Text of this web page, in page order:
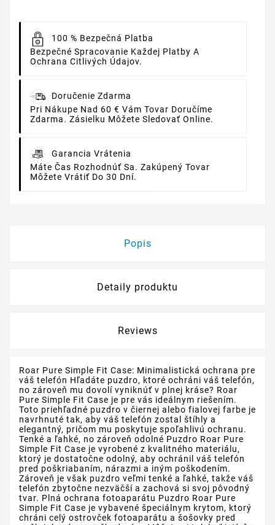
100 % Bezpečná Platba
Bezpečné Spracovanie Každej Platby A
Ochrana Citlivých Údajov.
Doručenie Zdarma
Pri Nákupe Nad 60 € Vám Tovar Doručíme
Zdarma. Zásielku Môžete Sledovať Online.
Garancia Vrátenia
Máte Čas Rozhodnúť Sa. Zakúpený Tovar
Môžete Vrátiť Do 30 Dní.
Popis
Detaily produktu
Reviews
Roar Pure Simple Fit Case: Minimalistická ochrana pre
váš telefón Hľadáte puzdro, ktoré ochráni váš telefón,
no zároveň mu dovolí vyniknúť v plnej kráse? Roar
Pure Simple Fit Case je pre vás ideálnym riešením.
Toto priehľadné puzdro v čiernej alebo fialovej farbe je
navrhnuté tak, aby váš telefón zostal štíhly a
elegantný, pričom mu poskytuje spoľahlivú ochranu.
Tenké a ľahké, no zároveň odolné Puzdro Roar Pure
Simple Fit Case je vyrobené z kvalitného materiálu,
ktorý je dostatočne odolný, aby ochránil váš telefón
pred poškriabaním, nárazmi a iným poškodením.
Zároveň je však puzdro veľmi tenké a ľahké, takže váš
telefón zbytočne nezväčší a zachová si svoj pôvodný
tvar. Plná ochrana fotoaparátu Puzdro Roar Pure
Simple Fit Case je vybavené špeciálnym krytom, ktorý
chráni celý ostrovček fotoaparátu a šošovky pred